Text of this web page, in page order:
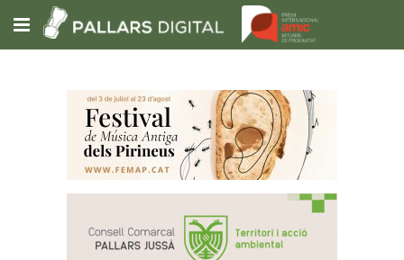
Subscriu-t'hi
Portada